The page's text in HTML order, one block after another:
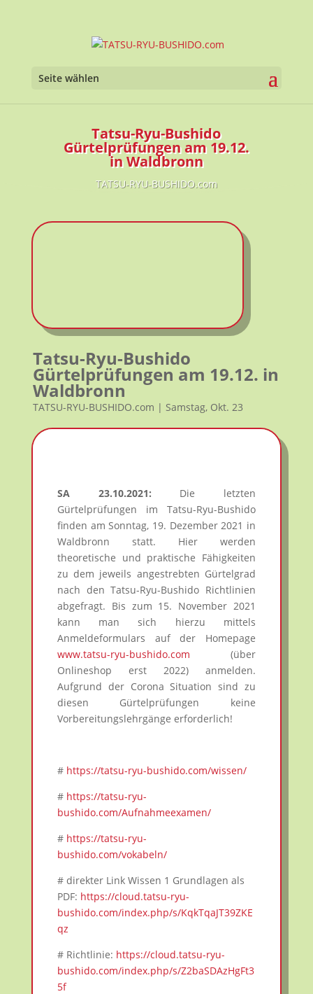
Seite wählen
Tatsu-Ryu-Bushido
Gürtelprüfungen am 19.12.
in Waldbronn
TATSU-RYU-BUSHIDO.com
Tatsu-Ryu-Bushido
Gürtelprüfungen am 19.12. in
Waldbronn
TATSU-RYU-BUSHIDO.com | Samstag, Okt. 23
SA 23.10.2021: Die letzten
Gürtelprüfungen im Tatsu-Ryu-Bushido
finden am Sonntag, 19. Dezember 2021 in
Waldbronn statt. Hier werden
theoretische und praktische Fähigkeiten
zu dem jeweils angestrebten Gürtelgrad
nach den Tatsu-Ryu-Bushido Richtlinien
abgefragt. Bis zum 15. November 2021
kann man sich hierzu mittels
Anmeldeformulars auf der Homepage
www.tatsu-ryu-bushido.com (über
Onlineshop erst 2022) anmelden.
Aufgrund der Corona Situation sind zu
diesen Gürtelprüfungen keine
Vorbereitungslehrgänge erforderlich!
# https://tatsu-ryu-bushido.com/wissen/
# https://tatsu-ryu-
bushido.com/Aufnahmeexamen/
# https://tatsu-ryu-
bushido.com/vokabeln/
# direkter Link Wissen 1 Grundlagen als
PDF: https://cloud.tatsu-ryu-
bushido.com/index.php/s/KqkTqaJT39ZKE
qz
# Richtlinie: https://cloud.tatsu-ryu-
bushido.com/index.php/s/Z2baSDAzHgFt3
5f